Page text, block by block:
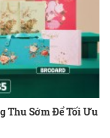
Thu Sớm Để Tối Ưu